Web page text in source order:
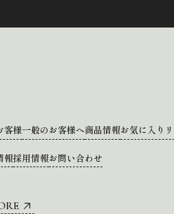
客様一般のお客様へ商品情報お気に入り
報採用情報お問い合わせ